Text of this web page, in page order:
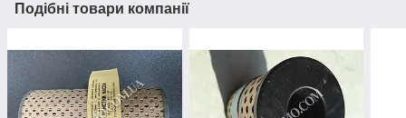
Подібні товари компанії